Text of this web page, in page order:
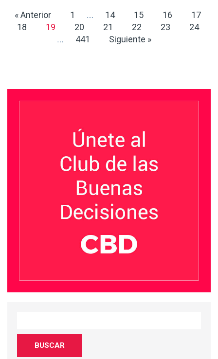
« Anterior 1 … 14 15 16
17
18
19 20 21 22 23 24
… 441 Siguiente »